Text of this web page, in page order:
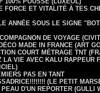
FORCE ET VITALITÉ À TES
ANNÉE SOUS LE SIGNE
DE VOYAGE
MADE IN FRANCE (ART
COURT MÉTRAGE TNT
LA VIE AVEC KALU RAPPEUR
PAS EN TANT
(LE PETIT
D'UN REPORTER (GULLI